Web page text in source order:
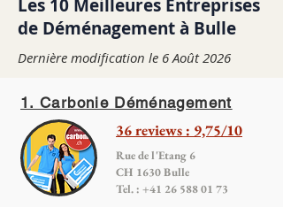
Les 10 Meilleures Entreprises
de Déménagement à Bulle
Dernière modification le 6 Août 2026
1. Carbonie Déménagement
36 reviews : 9,75/10
Rue de l'Etang 6
CH 1630 Bulle
Tel. : +41 26 588 01 73